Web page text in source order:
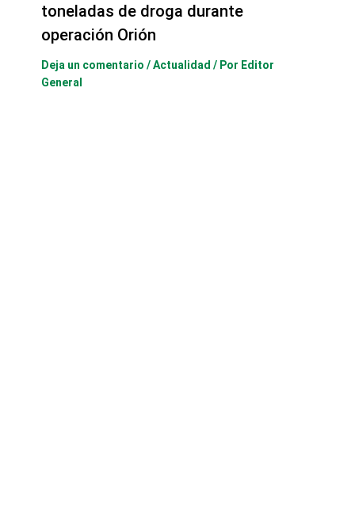
toneladas de droga durante
operación Orión
Deja un comentario /Actualidad / Por Editor
General